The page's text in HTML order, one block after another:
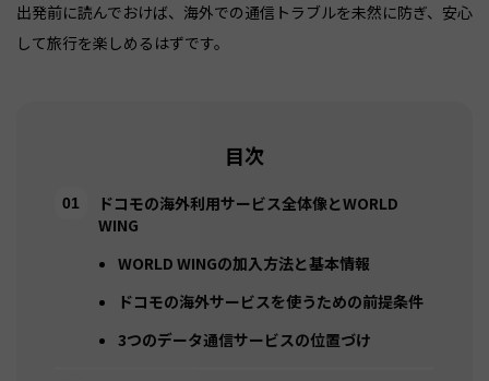
出発前に読んでおけば、海外での通信トラブルを未然に防ぎ、安心
して旅行を楽しめるはずです。
目次
ドコモの海外利用サービス全体像とWORLD
WING
WORLD WINGの加入方法と基本情報
ドコモの海外サービスを使うための前提条件
3つのデータ通信サービスの位置づけ